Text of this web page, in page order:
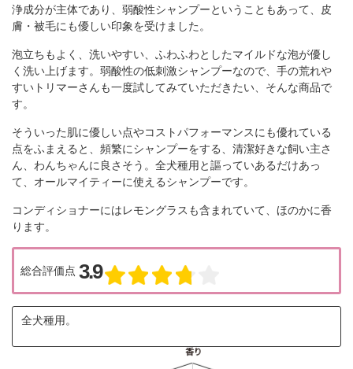
浄成分が主体であり、弱酸性シャンプーということもあって、皮
膚・被毛にも優しい印象を受けました。
泡立ちもよく、洗いやすい、ふわふわとしたマイルドな泡が優し
く洗い上げます。弱酸性の低刺激シャンプーなので、手の荒れや
すいトリマーさんも一度試してみていただきたい、そんな商品で
す。
そういった肌に優しい点やコストパフォーマンスにも優れている
点をふまえると、頻繁にシャンプーをする、清潔好きな飼い主さ
ん、わんちゃんに良さそう。全犬種用と謳っていあるだけあっ
て、オールマイティーに使えるシャンプーです。
コンディショナーにはレモングラスも含まれていて、ほのかに香
ります。
総合評価点 3.9
全犬種用。